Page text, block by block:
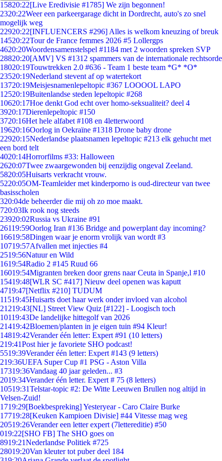
15820:22[Live Eredivisie #1785] We zijn begonnen!
2320:22Weer een parkeergarage dicht in Dordrecht, auto's zo snel
mogelijk weg
22920:22[INFLUENCERS #296] Alles is welkom kneuzing of breuk
14520:22Tour de France femmes 2026 #5 Lollergps
4620:20Woordensamenstelspel #1184 met 2 woorden spreken SVP
28820:20[AMV] VS #1312 spammers van de internationale rechtsorde
18020:19Touwtrekken 2.0 #636 - Team 1 beste team *G* *O*
23520:19Nederland stevent af op watertekort
13720:19Meisjesnamenlepeltopic #367 LOOOOL LAPO
12520:19Buitenlandse steden lepeltopic #268
10620:17Hoe denkt God echt over homo-seksualiteit? deel 4
3920:17Dierenlepeltopic #150
3720:16Het hele alfabet #108 en 4letterwoord
19620:16Oorlog in Oekraïne #1318 Drone baby drone
22920:15Nederlandse plaatsnamen lepeltopic #213 elk gehucht met
een bord telt
4020:14Horrorfilms #33: Halloween
2620:07Twee zwaargewonden bij eenzijdig ongeval Zeeland.
5820:05Huisarts verkracht vrouw.
5220:05OM-Teamleider met kinderporno is oud-directeur van twee
basisscholen
320:04de beheerder die mij oh zo moe maakt.
720:03Ik rook nog steeds
23920:02Russia vs Ukraine #91
26119:59Oorlog Iran #136 Bridge and powerplant day incoming?
16619:58Dingen waar je enorm vrolijk van wordt #3
10719:57Afvallen met injecties #4
2519:56Natuur en Wild
1619:54Radio 2 #145 Ruud 66
16019:54Migranten breken door grens naar Ceuta in Spanje,l #10
15419:48[WLR SC #417] Nieuw deel openen was kaputt
4719:47[Netflix #210] TUDUM
11519:45Huisarts doet haar werk onder invloed van alcohol
21219:43[NL] Street View Quiz [#122] - Loogisch toch
10119:43De landelijke hittegolf van 2026
21419:42Bloemen/planten in je eigen tuin #94 Kleur!
14819:42Verander één letter: Expert #91 (10 letters)
219:41Post hier je favoriete SHO podcast!
5519:39Verander één letter: Expert #143 (9 letters)
219:36UEFA Super Cup #1 PSG - Aston Villa
17319:36Vandaag 40 jaar geleden... #3
2019:34Verander één letter. Expert # 75 (8 letters)
10519:31Telstar-topic #2: De Witte Leeuwen Brullen nog altijd in
Velsen-Zuid!
1719:29[Boekbespreking] Yesteryear - Caro Claire Burke
17719:28[Keuken Kampioen Divisie] #44 Vitesse mag weg
20519:26Verander een letter expert (7lettereditie) #50
019:22[SHO FB] The SHO goes on
8919:21Nederlandse Politiek #725
28019:20Van kleuter tot puber deel 184